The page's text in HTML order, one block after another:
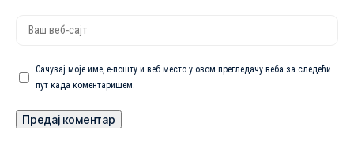
Сачувај моје име, е-пошту и веб место у овом прегледачу веба за следећи
пут када коментаришем.